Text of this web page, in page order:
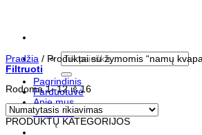
Ieškoti:
Pagrindinis
Parduotuvė
Apie mus
Kontaktai
Pradžia / Produktai su žymomis “namų
Filtruoti
Rodoma 1–12 iš 16
PRODUKTŲ KATEGORIJOS